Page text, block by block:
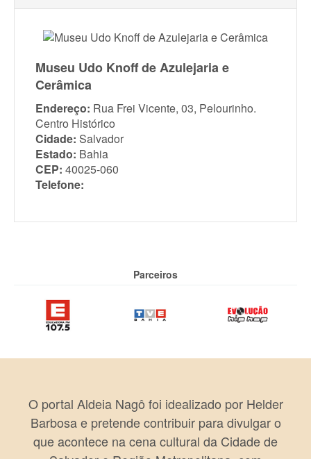
Museu Udo Knoff de Azulejaria e
Cerâmica
Endereço: Rua Frei Vicente, 03, Pelourinho.
Centro Histórico
Cidade: Salvador
Estado: Bahia
CEP: 40025-060
Telefone:
Parceiros
O portal Aldeia Nagô foi idealizado por Helder
Barbosa e pretende contribuir para divulgar o
que acontece na cena cultural da Cidade de